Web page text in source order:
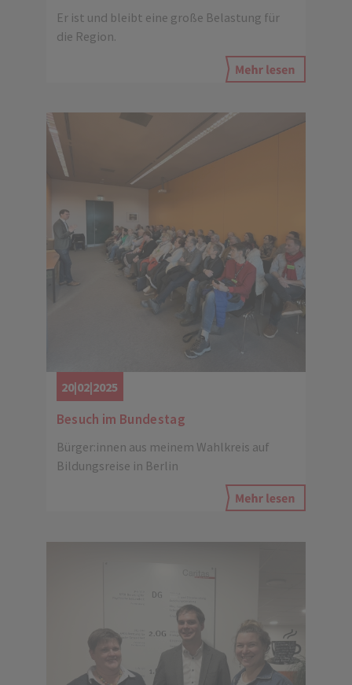
Er ist und bleibt eine große Belastung für
die Region.
20|02|2025
Besuch im Bundestag
Bürger:innen aus meinem Wahlkreis auf
Bildungsreise in Berlin